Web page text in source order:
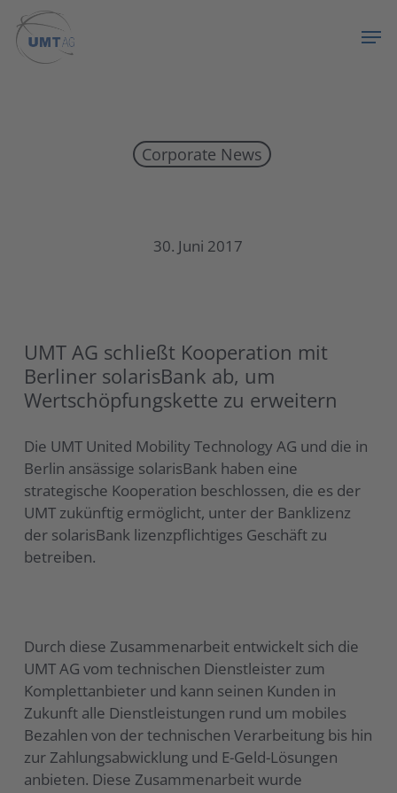
main
Corporate News
30. Juni 2017
UMT AG schließt Kooperation mit
Berliner solarisBank ab, um
Wertschöpfungskette zu erweitern
Die UMT United Mobility Technology AG und die in
Berlin ansässige solarisBank haben eine
strategische Kooperation beschlossen, die es der
UMT zukünftig ermöglicht, unter der Banklizenz
der solarisBank lizenzpflichtiges Geschäft zu
betreiben.
Durch diese Zusammenarbeit entwickelt sich die
UMT AG vom technischen Dienstleister zum
Komplettanbieter und kann seinen Kunden in
Zukunft alle Dienstleistungen rund um mobiles
Bezahlen von der technischen Verarbeitung bis hin
zur Zahlungsabwicklung und E-Geld-Lösungen
anbieten. Diese Zusammenarbeit wurde